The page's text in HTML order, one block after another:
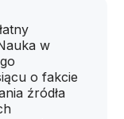
w
o fakcie
źródła